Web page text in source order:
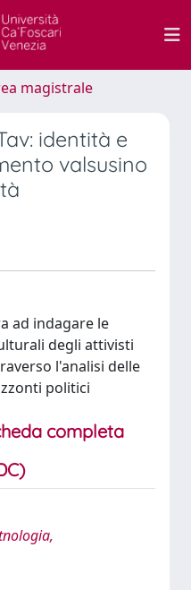
magistrale
identità e
valsusino
ad indagare le
degli attivisti
l'analisi delle
politici
completa